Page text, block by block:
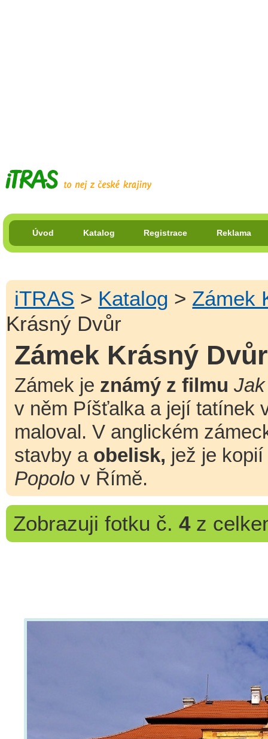
Úvod Katalog Registrace Reklama
iTRAS > Katalog > Zámek
Krásný Dvůr
Zámek Krásný Dvůr
Zámek je známý z filmu
v něm Píšťalka a její tatínek
maloval. V anglickém
stavby a obelisk, jež je
Popolov Římě.
Zobrazuji fotku č. 4z